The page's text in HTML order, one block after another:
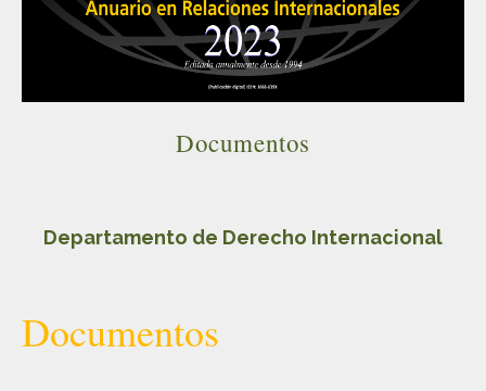
Documentos
Departamento de Derecho Internacional
Documentos